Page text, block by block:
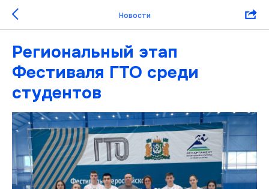
Новости
Региональный этап
Фестиваля ГТО среди
студентов